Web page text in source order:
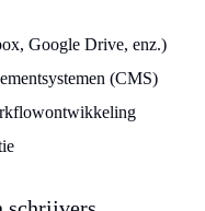
Google Drive, enz.)
(CMS)